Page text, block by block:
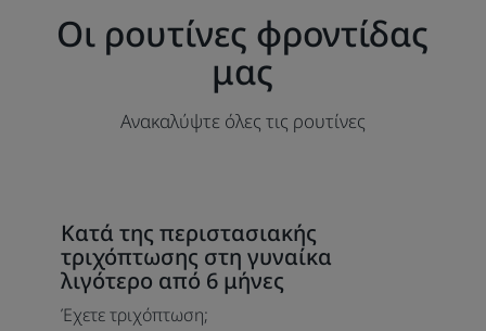
Οι ρουτίνες φροντίδας
μας
Ανακαλύψτε όλες τις ρουτίνες
Ανακαλύψτε
Κατά
της
περιστασιακής
Κατά της περιστασιακής
τριχόπτωσης στη γυναίκα
λιγότερο από 6 μήνες
Έχετε τριχόπτωση;